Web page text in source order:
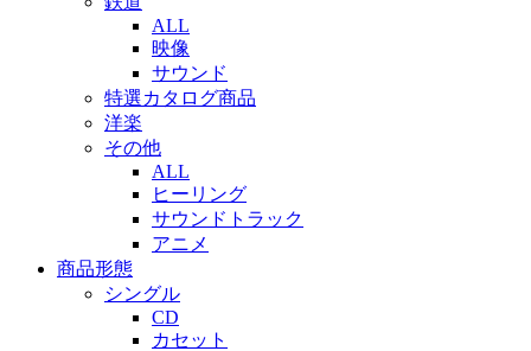
ALL
映像
サウンド
特選カタログ商品
洋楽
その他
ALL
ヒーリング
サウンドトラック
アニメ
商品形態
シングル
CD
カセット